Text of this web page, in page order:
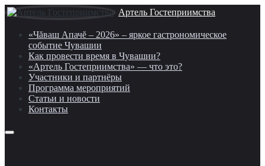
Артель Гостеприимства
«Чăваш Апачĕ – 2026» – яркое гастрономическое
событие Чувашии
Как провести время в Чувашии?
«Артель Гостеприимства» — что это?
Участники и партнёры
Программа мероприятий
Статьи и новости
Контакты